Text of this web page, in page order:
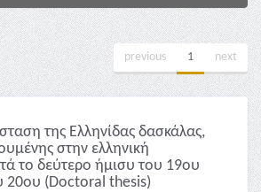
previous 1 next
της Ελληνίδας δασκάλας,
στην ελληνική
το δεύτερο ήμισυ του 19ου
20ου (Doctoral thesis)